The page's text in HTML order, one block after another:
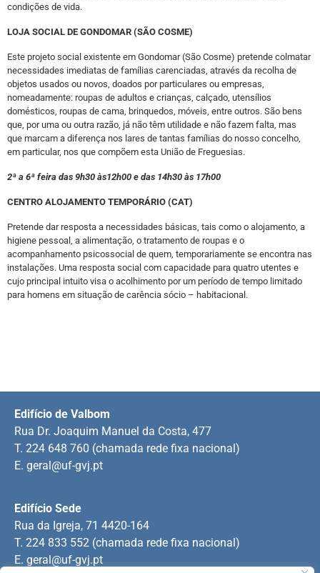
condições de vida.
LOJA SOCIAL DE GONDOMAR (SÃO COSME)
Este projeto social existente em Gondomar (São Cosme) pretende colmatar
necessidades imediatas de famílias carenciadas, através da recolha de
objetos usados ou novos, doados por particulares ou empresas,
nomeadamente: roupas de adultos e crianças, calçado, utensílios
domésticos, roupas de cama, brinquedos, móveis, entre outros. São bens
que, por uma ou outra razão, já não têm utilidade e não fazem falta, mas
que marcam a diferença nos lares de tantas famílias do nosso concelho,
em particular, nos que compõem esta União de Freguesias.
2ª a 6ª feira das 9h30 às12h00 e das 14h30 às 17h00
CENTRO ALOJAMENTO TEMPORÁRIO (CAT)
Pretende dar resposta a necessidades básicas, tais como o alojamento, a
higiene pessoal, a alimentação, o tratamento de roupas e o
acompanhamento psicossocial de quem, temporariamente se encontra nas
instalações. Uma resposta social com capacidade para quatro utentes e
cujo principal intuito visa o acolhimento por um período de tempo limitado
para homens em situação de carência sócio – habitacional.
Edifício Sede
Rua da Igreja, 71 4420-164
T. 224 833 552 (chamada rede fixa nacional)
E. geral@uf-gvj.pt
Edifício de Valbom
Rua Dr. Joaquim Manuel da Costa, 477
T. 224 648 760 (chamada rede fixa nacional)
E. geral@uf-gvj.pt